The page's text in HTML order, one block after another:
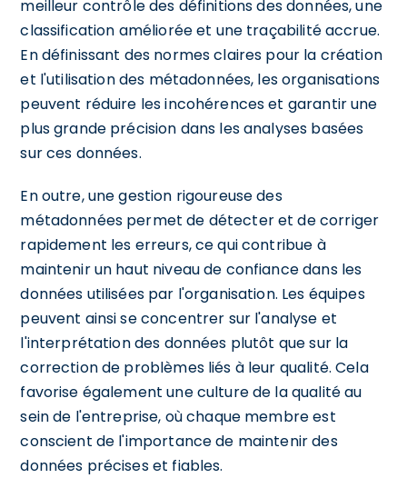
meilleur contrôle des définitions des données, une
classification améliorée et une traçabilité accrue.
En définissant des normes claires pour la création
et l'utilisation des métadonnées, les organisations
peuvent réduire les incohérences et garantir une
plus grande précision dans les analyses basées
sur ces données.
En outre, une gestion rigoureuse des
métadonnées permet de détecter et de corriger
rapidement les erreurs, ce qui contribue à
maintenir un haut niveau de confiance dans les
données utilisées par l'organisation. Les équipes
peuvent ainsi se concentrer sur l'analyse et
l'interprétation des données plutôt que sur la
correction de problèmes liés à leur qualité. Cela
favorise également une culture de la qualité au
sein de l'entreprise, où chaque membre est
conscient de l'importance de maintenir des
données précises et fiables.